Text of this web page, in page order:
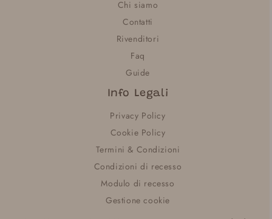
Chi siamo
Contatti
Rivenditori
Faq
Guide
Info Legali
Privacy Policy
Cookie Policy
Termini & Condizioni
Condizioni di recesso
Modulo di recesso
Gestione cookie